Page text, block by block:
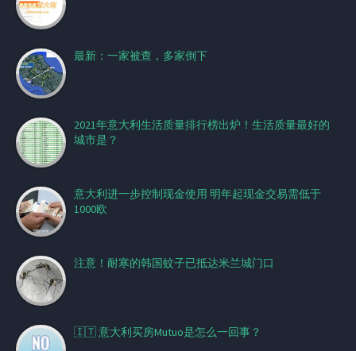
最新：一家被查，多家倒下
2021年意大利生活质量排行榜出炉！生活质量最好的
城市是？
意大利进一步控制现金使用 明年起现金交易需低于
1000欧
注意！耐寒的韩国蚊子已抵达米兰城门口
🇮🇹 意大利买房Mutuo是怎么一回事？